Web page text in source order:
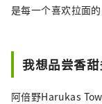
是每一个喜欢拉面
我想品尝香
阿倍野Harukas